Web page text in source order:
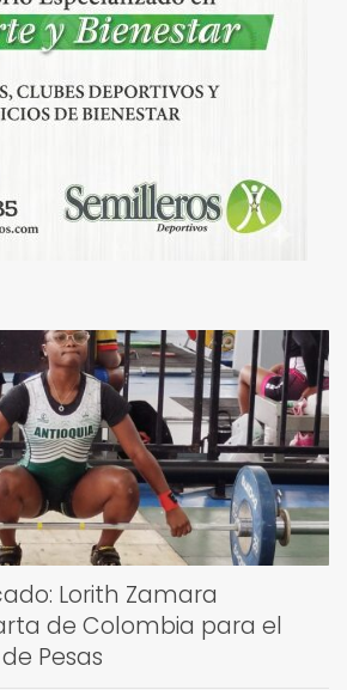
Lorith Zamara
de Colombia para el
Pesas